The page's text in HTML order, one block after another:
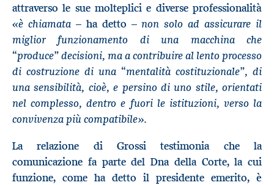
attraverso le sue molteplici e diverse professionalità
«è chiamata– ha detto –non solo ad assicurare il
miglior funzionamento di una macchina che
“produce” decisioni, ma a contribuire al lento processo
di costruzione di una “mentalità costituzionale”, di
una sensibilità, cioè, e persino di uno stile, orientati
nel complesso, dentro e fuori le istituzioni, verso la
convivenza più compatibile».
La relazione di Grossi testimonia che la
comunicazione fa parte del Dna della Corte, la cui
funzione, come ha detto il presidente emerito, è